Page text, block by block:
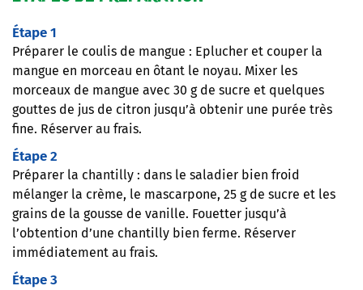
Étape 1
Préparer le coulis de mangue : Eplucher et couper la
mangue en morceau en ôtant le noyau. Mixer les
morceaux de mangue avec 30 g de sucre et quelques
gouttes de jus de citron jusqu’à obtenir une purée très
fine. Réserver au frais.
Étape 2
Préparer la chantilly : dans le saladier bien froid
mélanger la crème, le mascarpone, 25 g de sucre et les
grains de la gousse de vanille. Fouetter jusqu’à
l’obtention d’une chantilly bien ferme. Réserver
immédiatement au frais.
Étape 3